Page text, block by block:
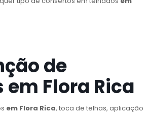
de
Flora Rica
em Flora Rica, toca de telhas, aplicação